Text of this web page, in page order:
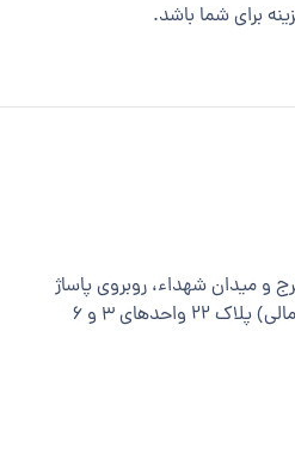
برای شما باشد.
و میدان شهداء، روبروی پاساژ
واحدهای ۳ و ۶